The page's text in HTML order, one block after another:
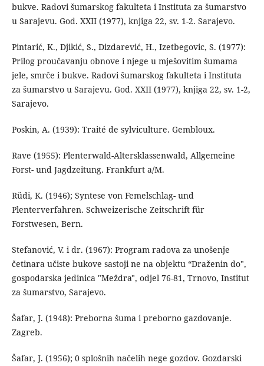
bukve. Radovi šumarskog fakulteta i Instituta za šumarstvo
u Sarajevu. God. XXII (1977), knjiga 22, sv. 1-2. Sarajevo.
Pintarić, K., Djikić, S., Dizdarević, H., Izetbegovic, S. (1977):
Prilog proučavanju obnove i njege u mješovitim šumama
jele, smrče i bukve. Radovi šumarskog fakulteta i Instituta
za šumarstvo u Sarajevu. God. XXII (1977), knjiga 22, sv. 1-2,
Sarajevo.
Poskin, A. (1939): Traité de sylviculture. Gembloux.
Rave (1955): Plenterwald-Altersklassenwald, Allgemeine
Forst- und Jagdzeitung. Frankfurt a/M.
Rüdi, K. (1946); Syntese von Femelschlag- und
Plenterverfahren. Schweizerische Zeitschrift für
Forstwesen, Bern.
Stefanović, V. i dr. (1967): Program radova za unošenje
četinara učiste bukove sastoji ne na objektu “Draženin do",
gospodarska jedinica "Meždra", odjel 76-81, Trnovo, Institut
za šumarstvo, Sarajevo.
Šafar, J. (1948): Preborna šuma i preborno gazdovanje.
Zagreb.
Šafar, J. (1956); 0 splošnih načelih nege gozdov. Gozdarski